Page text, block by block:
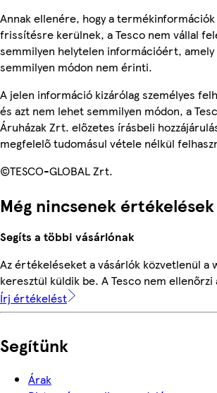
Annak ellenére, hogy a
frissítésre kerülnek, a Tesco nem vállal
semmilyen helytelen információért, amely
semmilyen módon nem érinti.
A jelen információ kizárólag személyes
és azt nem lehet semmilyen módon, a
Áruházak Zrt. előzetes írásbeli
megfelelő tudomásul vétele nélkül
©TESCO-GLOBAL Zrt.
Még nincsenek értékelések
Segíts a többi vásárlónak
Az értékeléseket a vásárlók közvetlenül a
keresztül küldik be. A Tesco nem
Írj értékelést
Segítünk
Árak